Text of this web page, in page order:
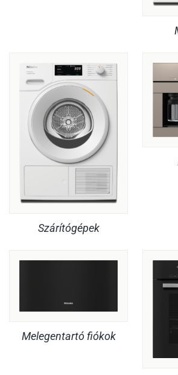
Szárítógépek
Melegentartó fiókok